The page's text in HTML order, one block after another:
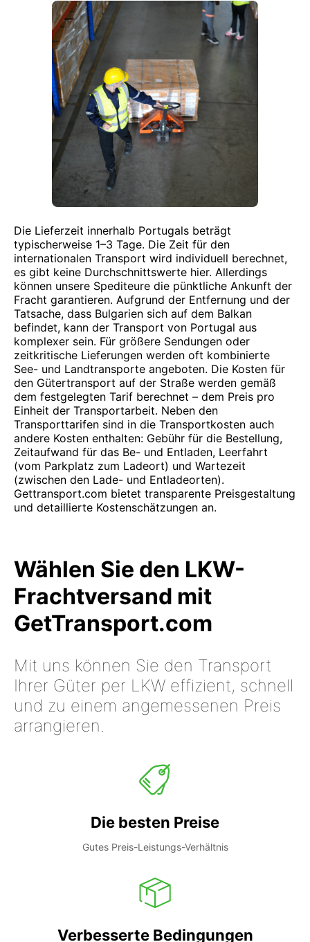
Die Lieferzeit innerhalb Portugals beträgt
typischerweise 1–3 Tage. Die Zeit für den
internationalen Transport wird individuell berechnet,
es gibt keine Durchschnittswerte hier. Allerdings
können unsere Spediteure die pünktliche Ankunft der
Fracht garantieren. Aufgrund der Entfernung und der
Tatsache, dass Bulgarien sich auf dem Balkan
befindet, kann der Transport von Portugal aus
komplexer sein. Für größere Sendungen oder
zeitkritische Lieferungen werden oft kombinierte
See- und Landtransporte angeboten. Die Kosten für
den Gütertransport auf der Straße werden gemäß
dem festgelegten Tarif berechnet – dem Preis pro
Einheit der Transportarbeit. Neben den
Transporttarifen sind in die Transportkosten auch
andere Kosten enthalten: Gebühr für die Bestellung,
Zeitaufwand für das Be- und Entladen, Leerfahrt
(vom Parkplatz zum Ladeort) und Wartezeit
(zwischen den Lade- und Entladeorten).
Gettransport.com bietet transparente Preisgestaltung
und detaillierte Kostenschätzungen an.
Wählen Sie den LKW-
Frachtversand mit
GetTransport.com
Mit uns können Sie den Transport
Ihrer Güter per LKW effizient, schnell
und zu einem angemessenen Preis
arrangieren.
Die besten Preise
Gutes Preis-Leistungs-Verhältnis
Verbesserte Bedingungen